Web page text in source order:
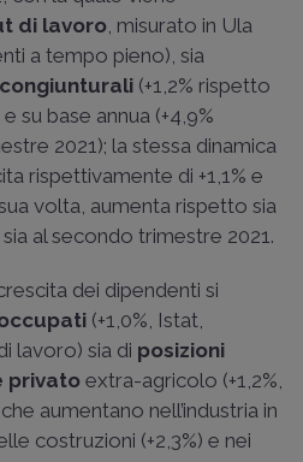
di lavoro, misurato in Ula
a tempo pieno), sia
(+1,2% rispetto
su base annua (+4,9%
2021); la stessa dinamica
rispettivamente di +1,1% e
sua volta, aumenta rispetto sia
al secondo trimestre 2021.
dei dipendenti si
(+1,0%, Istat,
lavoro) sia di posizioni
privato extra-agricolo (+1,2%,
aumentano nell’industria in
costruzioni (+2,3%) e nei